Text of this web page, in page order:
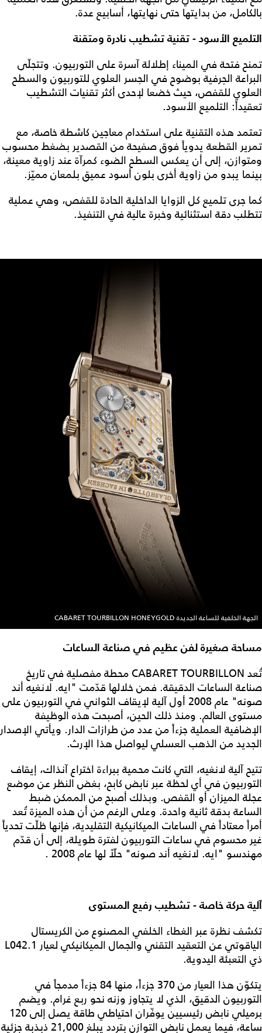
بالكامل، من بدايتها حتى نهايتها، أسابيع عدة.
التلميع الأسود - تقنية تشطيب نادرة ومتقنة
تمنح فتحة في الميناء إطلالة آسرة على التوربيون. وتتجلّى
البراعة الحِرفية بوضوح في الجسر العلوي للتوربيون والسطح
العلوي للقفص، حيث خضعا لإحدى أكثر تقنيات التشطيب
تعقيداً: التلميع الأسود.
تعتمد هذه التقنية على استخدام معاجين كاشطة خاصة، مع
تمرير القطعة يدوياً فوق صفيحة من القصدير بضغط محسوب
ومتوازن، إلى أن يعكس السطح الضوء كمرآة عند زاوية معينة،
بينما يبدو من زاوية أخرى بلون أسود عميق بلمعان مميّز.
كما جرى تلميع كل الزوايا الداخلية الحادة للقفص، وهي عملية
تتطلب دقة استثنائية وخبرة عالية في التنفيذ.
الجهة الخلفية للساعة الجديدة CABARET TOURBILLON HONEYGOLD
مساحة صغيرة لفن عظيم في صناعة الساعات
تُعد CABARET TOURBILLON محطة مفصلية في تاريخ
صناعة الساعات الدقيقة. فمن خلالها قدّمت "ايه. لانغيه أند
صونه" عام 2008 أول آلية لإيقاف الثواني في التوربيون على
مستوى العالم. ومنذ ذلك الحين، أصبحت هذه الوظيفة
الإضافية العملية جزءاً من عدد من طرازات الدار. ويأتي الإصدار
الجديد من الذهب العسلي ليواصل هذا الإرث.
تتيح آلية لانغيه، التي كانت محمية ببراءة اختراع آنذاك، إيقاف
التوربيون في أي لحظة عبر نابض كابح، بغض النظر عن موضع
عجلة الميزان أو القفص. وبذلك أصبح من الممكن ضبط
الساعة بدقة ثانية واحدة. وعلى الرغم من أن هذه الميزة تُعد
أمراً معتاداً في الساعات الميكانيكية التقليدية، فإنها ظلّت تحدياً
غير محسوم في ساعات التوربيون لفترة طويلة، إلى أن قدّم
مهندسو "ايه. لانغيه أند صونه" حلّاً لها عام 2008 .
آلية حركة خاصة - تشطيب رفيع المستوى
تكشف نظرة عبر الغطاء الخلفي المصنوع من الكريستال
الياقوتي عن التعقيد التقني والجمال الميكانيكي لعيار L042.1
ذي التعبئة اليدوية.
يتكوّن هذا العيار من 370 جزءاً، منها 84 جزءاً مدمجاً في
التوربيون الدقيق، الذي لا يتجاوز وزنه نحو ربع غرام. ويضم
برميلي نابض رئيسيين يوفّران احتياطي طاقة يصل إلى 120
ساعة، فيما يعمل نابض التوازن بتردد يبلغ 21,000 ذبذبة جزئية